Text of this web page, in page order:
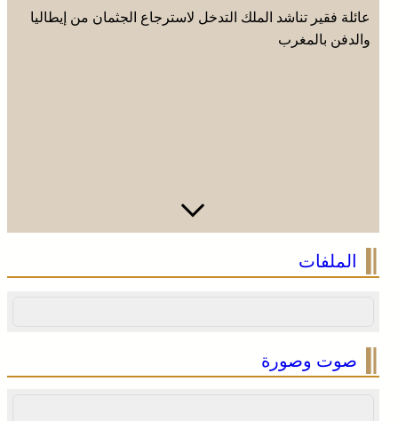
عائلة فقير تناشد الملك التدخل لاسترجاع الجثمان من إيطاليا
والدفن بالمغرب
فينيسيوس جونيور يمدد عقده مع ريال مدريد حتى 2032
الملفات
صوت وصورة